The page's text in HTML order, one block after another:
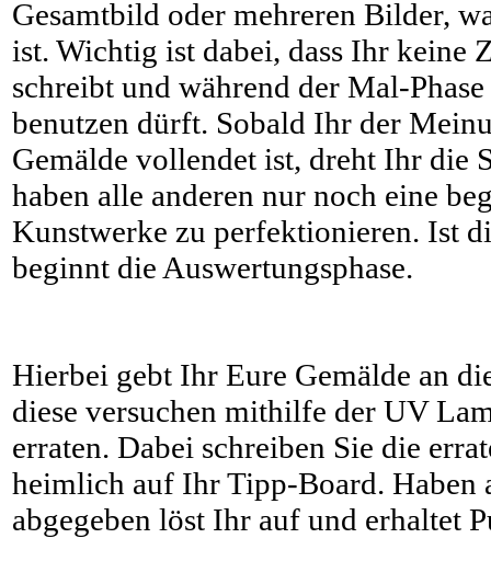
Gesamtbild oder mehreren Bilder,
ist. Wichtig ist dabei, dass Ihr keine
schreibt und während der Mal-
benutzen dürft. Sobald Ihr der
Gemälde vollendet ist, dreht Ihr die
haben alle anderen nur noch eine
Kunstwerke zu perfektionieren. Ist
beginnt die Auswertungsphase.
Hierbei gebt Ihr Eure Gemälde an
diese versuchen mithilfe der UV
erraten. Dabei schreiben Sie die
heimlich auf Ihr Tipp-Board. Haben
abgegeben löst Ihr auf und erhaltet